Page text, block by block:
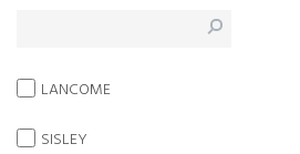
LANCOME
SISLEY